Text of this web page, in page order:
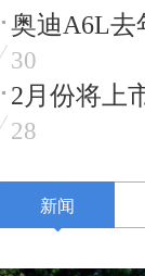
奥迪A6L去
30
2月份将上
28
新闻